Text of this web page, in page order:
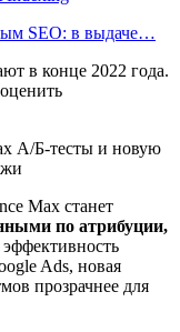
SEO: в выдаче…
в конце 2022 года.
Max станет
по атрибуции,
Ads, новая
прозрачнее для